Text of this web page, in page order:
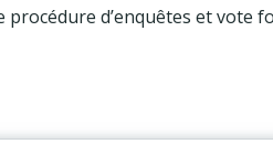
procédure d’enquêtes et vote